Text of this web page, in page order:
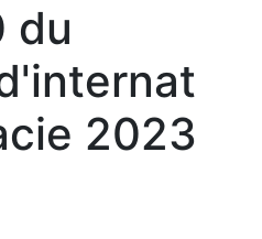
du
2023